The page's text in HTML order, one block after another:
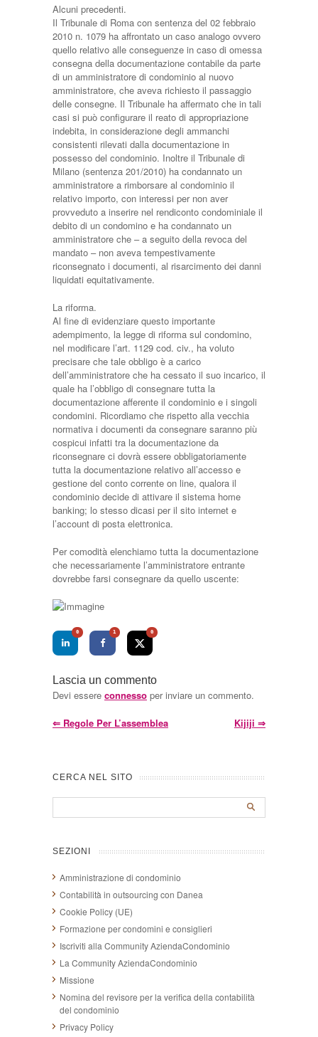
Alcuni precedenti.
Il Tribunale di Roma con sentenza del 02 febbraio
2010 n. 1079 ha affrontato un caso analogo ovvero
quello relativo alle conseguenze in caso di omessa
consegna della documentazione contabile da parte
di un amministratore di condominio al nuovo
amministratore, che aveva richiesto il passaggio
delle consegne. Il Tribunale ha affermato che in tali
casi si può configurare il reato di appropriazione
indebita, in considerazione degli ammanchi
consistenti rilevati dalla documentazione in
possesso del condominio. Inoltre il Tribunale di
Milano (sentenza 201/2010) ha condannato un
amministratore a rimborsare al condominio il
relativo importo, con interessi per non aver
provveduto a inserire nel rendiconto condominiale il
debito di un condomino e ha condannato un
amministratore che – a seguito della revoca del
mandato – non aveva tempestivamente
riconsegnato i documenti, al risarcimento dei danni
liquidati equitativamente.
La riforma.
Al fine di evidenziare questo importante
adempimento, la legge di riforma sul condomino,
nel modificare l’art. 1129 cod. civ., ha voluto
precisare che tale obbligo è a carico
dell’amministratore che ha cessato il suo incarico, il
quale ha l’obbligo di consegnare tutta la
documentazione afferente il condominio e i singoli
condomini. Ricordiamo che rispetto alla vecchia
normativa i documenti da consegnare saranno più
cospicui infatti tra la documentazione da
riconsegnare ci dovrà essere obbligatoriamente
tutta la documentazione relativo all’accesso e
gestione del conto corrente on line, qualora il
condominio decide di attivare il sistema home
banking; lo stesso dicasi per il sito internet e
l’account di posta elettronica.
Per comodità elenchiamo tutta la documentazione
che necessariamente l’amministratore entrante
dovrebbe farsi consegnare da quello uscente:
0 1 0
Lascia un commento
Devi essere connesso per inviare un commento.
⇐ Regole Per L’assemblea Kijiji ⇒
CERCA NEL SITO
SEZIONI
Amministrazione di condominio
Contabilità in outsourcing con Danea
Cookie Policy (UE)
Formazione per condomini e consiglieri
Iscriviti alla Community AziendaCondominio
La Community AziendaCondominio
Missione
Nomina del revisore per la verifica della contabilità
del condominio
Privacy Policy